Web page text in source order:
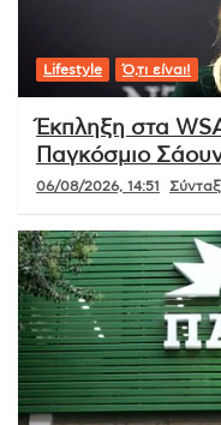
Lifestyle Ό,τι είναι!
Έκπληξη στα
Παγκόσμιο
06/08/2026, 14:51